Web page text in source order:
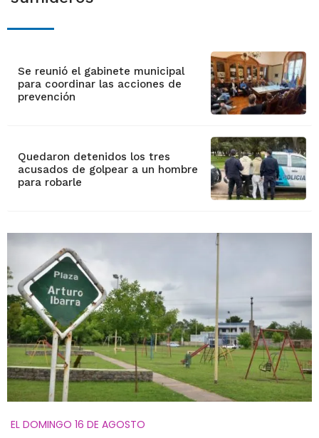
Se reunió el gabinete municipal
para coordinar las acciones de
prevención
Quedaron detenidos los tres
acusados de golpear a un hombre
para robarle
EL DOMINGO 16 DE AGOSTO